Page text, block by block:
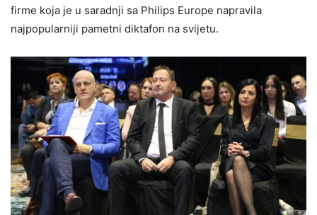
firme koja je u saradnji sa Philips Europe napravila
najpopularniji pametni diktafon na svijetu.